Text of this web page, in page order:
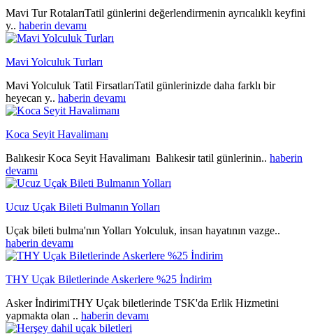
Mavi Tur RotalarıTatil günlerini değerlendirmenin ayrıcalıklı keyfini
y.. haberin devamı
Mavi Yolculuk Turları
Mavi Yolculuk Tatil FirsatlarıTatil günlerinizde daha farklı bir
heyecan y.. haberin devamı
Koca Seyit Havalimanı
Balıkesir Koca Seyit Havalimanı Balıkesir tatil günlerinin.. haberin
devamı
Ucuz Uçak Bileti Bulmanın Yolları
Uçak bileti bulma'nın Yolları Yolculuk, insan hayatının vazge..
haberin devamı
THY Uçak Biletlerinde Askerlere %25 İndirim
Asker İndirimiTHY Uçak biletlerinde TSK'da Erlik Hizmetini
yapmakta olan .. haberin devamı